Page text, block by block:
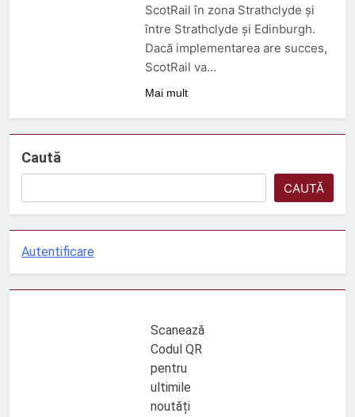
3 Luni Ago
DECIZIE nr. 24 din 12
februarie 2026
5 Luni Ago
ScotRail în zona Strathclyde și
între Strathclyde și Edinburgh.
Dacă implementarea are succes,
ScotRail va…
Mai mult
Caută
CAUTĂ
Autentificare
Scanează
Codul QR
pentru
ultimile
noutăți